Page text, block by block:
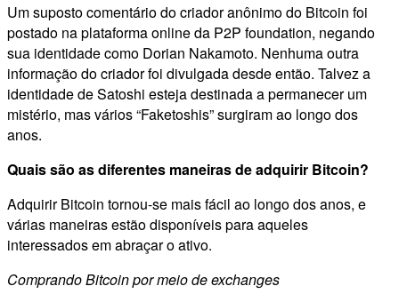
Um suposto comentário do criador anônimo do Bitcoin foi
postado na plataforma online da P2P foundation, negando
sua identidade como Dorian Nakamoto. Nenhuma outra
informação do criador foi divulgada desde então. Talvez a
identidade de Satoshi esteja destinada a permanecer um
mistério, mas vários “Faketoshis” surgiram ao longo dos
anos.
Quais são as diferentes maneiras de adquirir Bitcoin?
Adquirir Bitcoin tornou-se mais fácil ao longo dos anos, e
várias maneiras estão disponíveis para aqueles
interessados em abraçar o ativo.
Comprando Bitcoin por meio de exchanges